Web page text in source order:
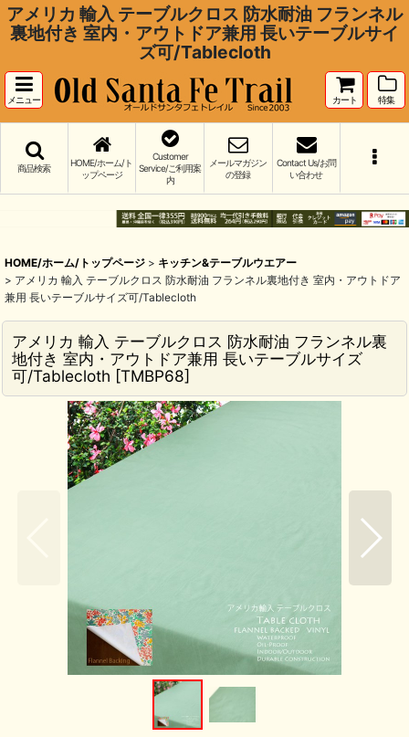
アメリカ 輸入 テーブルクロス 防水耐油 フランネル
裏地付き 室内・アウトドア兼用 長いテーブルサイ
ズ可/Tablecloth
メニュー カート 特集
商品検索
HOME/ホーム/ト
ップページ
Customer
Service/ご利用案
内
メールマガジン
の登録
Contact Us/お問
い合わせ
HOME/ホーム/トップページ > キッチン&テーブルウエアー
> アメリカ 輸入 テーブルクロス 防水耐油 フランネル裏地付き 室内・アウトドア
兼用 長いテーブルサイズ可/Tablecloth
アメリカ 輸入 テーブルクロス 防水耐油 フランネル裏
地付き 室内・アウトドア兼用 長いテーブルサイズ
可/Tablecloth [TMBP68]